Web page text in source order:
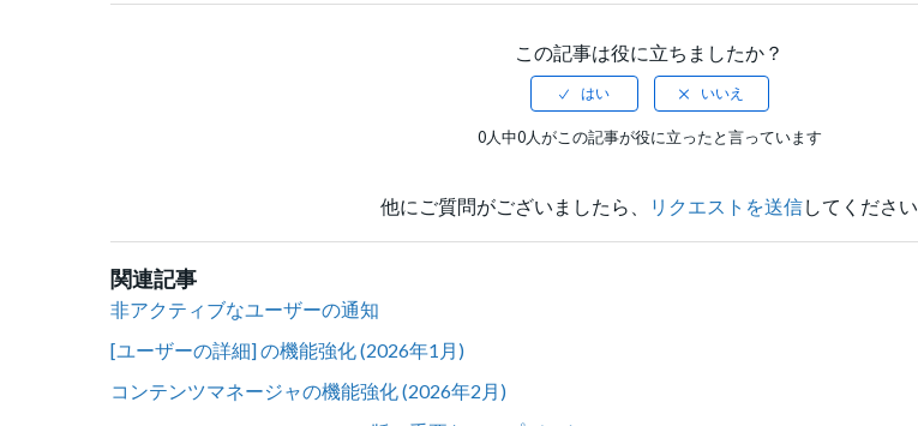
この記事は役に立ちましたか？
0人中0人がこの記事が役に立ったと言っています
他にご質問がございましたら、 リクエストを送信してください
関連記事
非アクティブなユーザーの通知
[ユーザーの詳細] の機能強化 (2026年1月)
コンテンツマネージャの機能強化 (2026年2月)